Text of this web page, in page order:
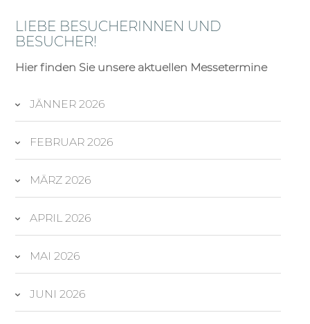
LIEBE BESUCHERINNEN UND
BESUCHER!
Hier finden Sie unsere aktuellen Messetermine
JÄNNER 2026
FEBRUAR 2026
MÄRZ 2026
APRIL 2026
MAI 2026
JUNI 2026